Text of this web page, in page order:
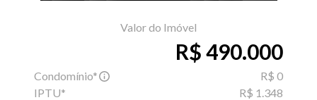
Valor do Imóvel
R$ 490.000
Condomínio*
R$ 0
IPTU*
R$ 1.348